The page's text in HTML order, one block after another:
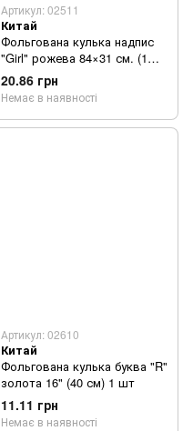
Артикул: 02511
Китай
Фольгована кулька надпис
"Girl" рожева 84×31 см. (1
шт)
20.86 грн
Немає в наявності
Артикул: 02610
Китай
Фольгована кулька буква "R"
золота 16" (40 см) 1 шт
11.11 грн
Немає в наявності